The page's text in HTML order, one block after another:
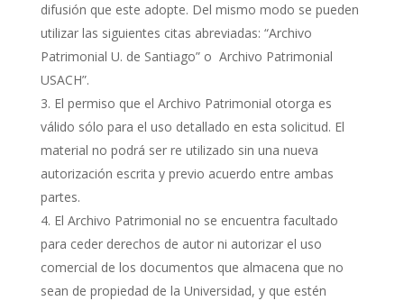
difusión que este adopte. Del mismo modo se pueden
utilizar las siguientes citas abreviadas: “Archivo
Patrimonial U. de Santiago” o Archivo Patrimonial
USACH”.
El permiso que el Archivo Patrimonial otorga es
válido sólo para el uso detallado en esta solicitud. El
material no podrá ser re utilizado sin una nueva
autorización escrita y previo acuerdo entre ambas
partes.
El Archivo Patrimonial no se encuentra facultado
para ceder derechos de autor ni autorizar el uso
comercial de los documentos que almacena que no
sean de propiedad de la Universidad, y que estén